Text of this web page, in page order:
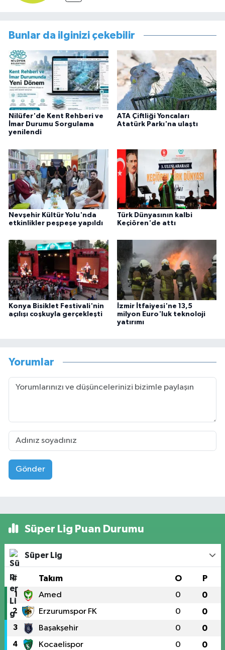
Bunlar da ilginizi çekebilir
Nilüfer'de Kent Rehberi ve
İmar Durumu Sorgulama
yenilendi
ATA Çiftliği Yoncaları
Atatürk Parkı'na ulaştı
Nevşehir Kültür Yolu'nda
etkinlikler peşpeşe yapıldı
Türk Dünyasının kalbi
Keçiören'de attı
Konya Bisiklet Festivali'nin
açılışı coşkuyla gerçekleşti
İzmir İtfaiyesi'ne 13,5
milyon Euro'luk teknoloji
yatırımı
Yorumlar
Gönder
Süper Lig Puan Durumu
Süper Lig
# Takım O P
1 Amed 0 0
2 Erzurumspor FK 0 0
3 Başakşehir 0 0
4 Kocaelispor 0 0